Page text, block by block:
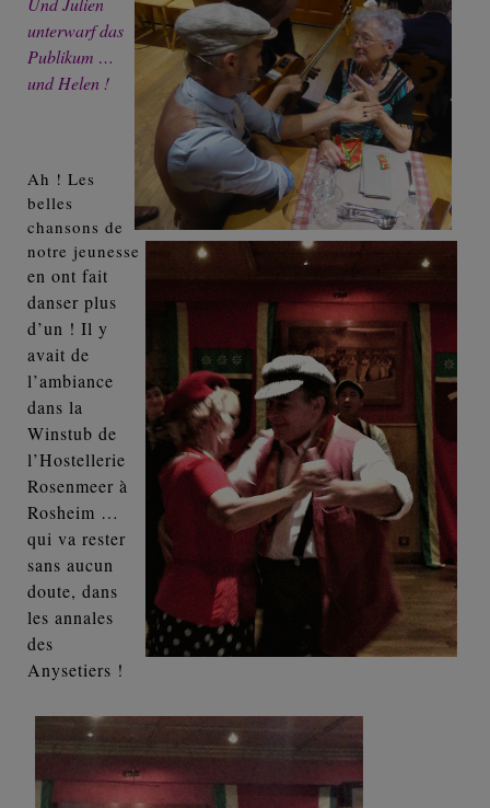
unterwarf das
Publikum …
und Helen !
Ah ! Les
belles
chansons de
notre jeunesse
en ont fait
danser plus
d’un ! Il y
avait de
l’ambiance
dans la
Winstub de
l’Hostellerie
Rosenmeer à
Rosheim …
qui va rester
sans aucun
doute, dans
les annales
des
Anysetiers !